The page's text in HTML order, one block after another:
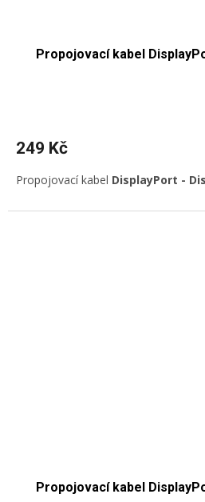
Propojovací kabel
249 Kč
Propojovací kabel DisplayPort -
Propojovací kabel